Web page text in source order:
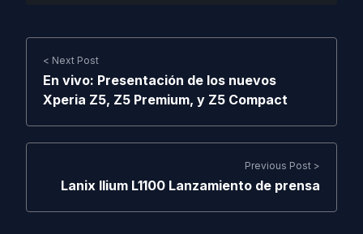
< Next Post
En vivo: Presentación de los nuevos
Xperia Z5, Z5 Premium, y Z5 Compact
Previous Post >
Lanix Ilium L1100 Lanzamiento de prensa